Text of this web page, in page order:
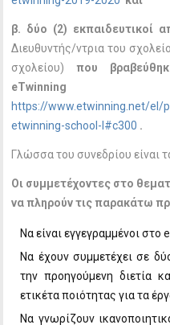
β. δύο (2) εκπαιδευτικοί
Διευθυντής/ντρια του
σχολείου)που
eTwinning το
https://www.etwinning.net/el/
etwinning-school-l#c300 .
Γλώσσα του συνεδρίου είναι
Οι συμμετέχοντες στο
να πληρούν τις παρακάτω
Να είναι εγγεγραμμένοι στο
Να έχουν συμμετέχει σε
την προηγούμενη διετία
ετικέτα ποιότητας για τα
Να γνωρίζουν